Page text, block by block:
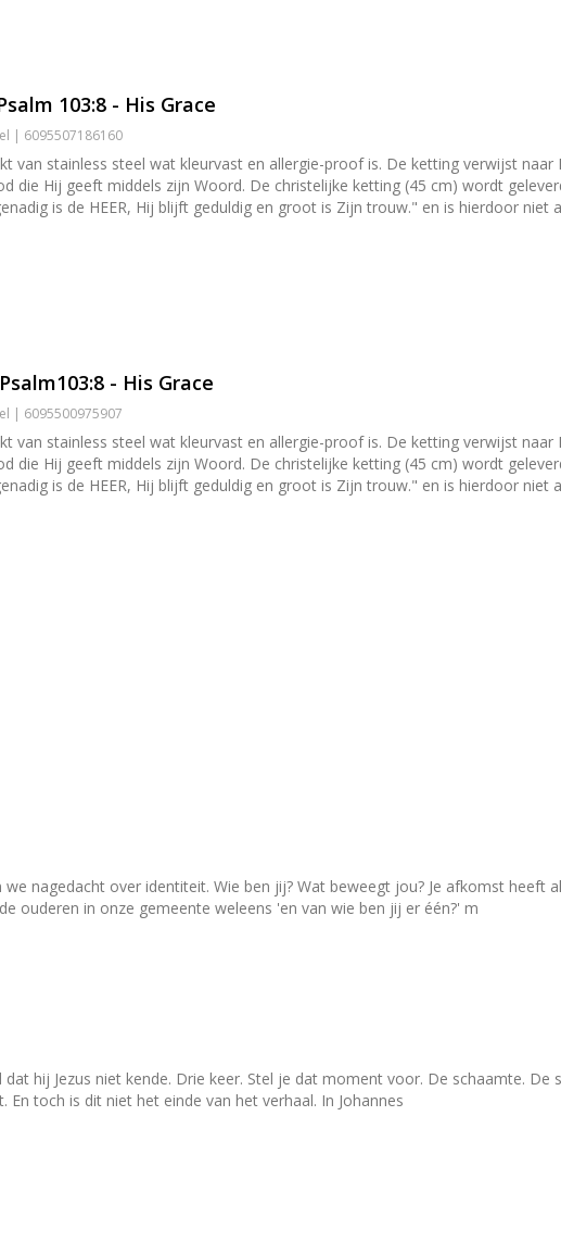
103:8 - His Grace
| 6095507186160
en allergie-proof is. De ketting verwijst naar Psalm 103:8 en herinnert jou op subtiele wijze aan de mooie
ketting (45 cm) wordt geleverd op een kaartje met daarop een tekst aan de hand van
is de HEER, Hij blijft geduldig en groot is Zijn trouw." en is hierdoor
hem te geven in een [sieraden doosje]
- His Grace
| 6095500975907
en allergie-proof is. De ketting verwijst naar Psalm 103:8 en herinnert jou op subtiele wijze aan de mooie
ketting (45 cm) wordt geleverd op een kaartje met daarop een tekst aan de hand van
is de HEER, Hij blijft geduldig en groot is Zijn trouw." en is hierdoor
hem te geven in een [sieraden doosje]
Wie ben jij? Wat beweegt jou? Je afkomst heeft alles te maken met wie je bent. Wij wonen in een dorp en
ouderen in onze gemeente weleens 'en van wie ben jij er één?' m
hij Jezus niet kende. Drie keer. Stel je dat moment voor. De schaamte.
moment dat het zwaarst telt. En toch is dit niet het einde van het verhaal. In Johannes